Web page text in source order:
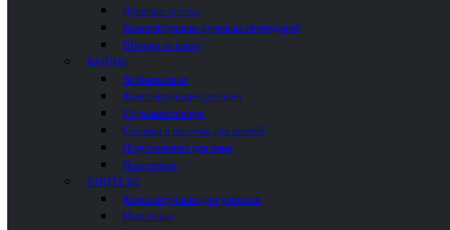
Душевые уголки
Комплектующие душевых ограждений
Шторки на ванну
ВАННЫ
Встраиваемые
Комплектующие для ванн
Отдельностоящие
Столики и полочки для ванной
Подголовники для ванн
Пристенные
УНИТАЗЫ
Комплектующие для унитазов
Напольные